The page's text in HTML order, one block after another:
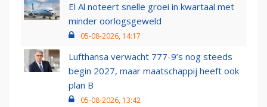
El Al noteert snelle groei in kwartaal met
minder oorlogsgeweld
05-08-2026, 14:17
Lufthansa verwacht 777-9’s nog steeds
begin 2027, maar maatschappij heeft ook
plan B
05-08-2026, 13:42